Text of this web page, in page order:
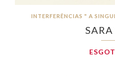
INTERFERÊNCIAS " A
SARA